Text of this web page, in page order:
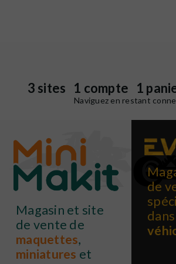
3 sites 1 compte 1
Naviguez en restant
Magasin et site
de vente de
maquettes,
miniatures et
de